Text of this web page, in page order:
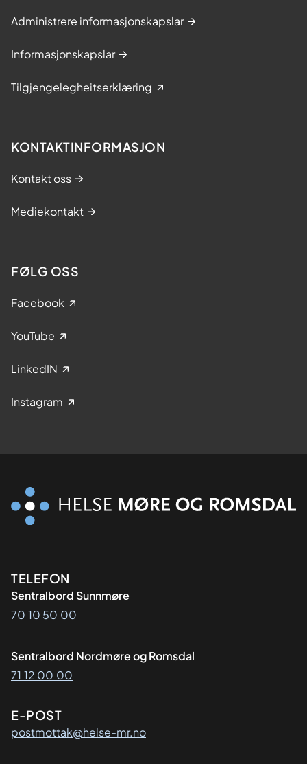
Administrere informasjonskapslar
Informasjonskapslar
Tilgjengelegheitserklæring
KONTAKTINFORMASJON
Kontakt oss
Mediekontakt
FØLG OSS
Facebook
YouTube
LinkedIN
Instagram
Kontaktinformasjon
TELEFON
Sentralbord Sunnmøre
70 10 50 00
Sentralbord Nordmøre og Romsdal
71 12 00 00
E-POST
postmottak@helse-mr.no